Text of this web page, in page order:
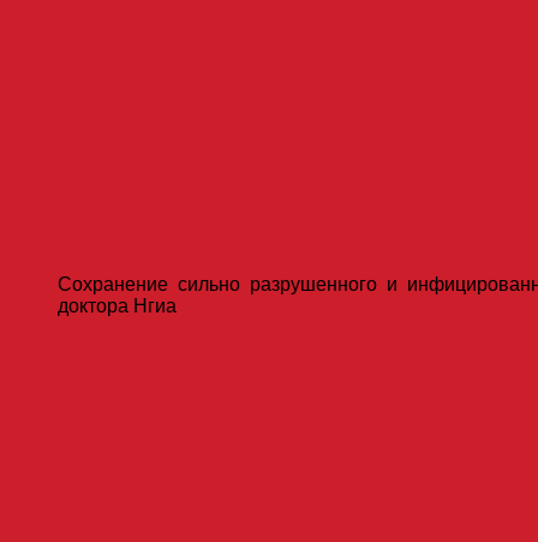
Сохранение сильно разрушенного и
доктора Нгиа